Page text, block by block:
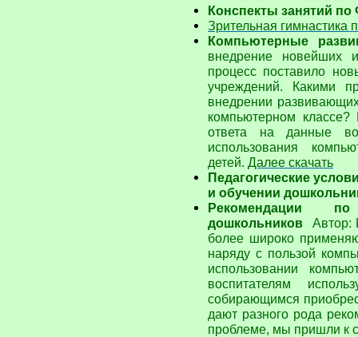
Конспекты занятий
Зрительная гимнастика
Компьютерные
внедрение новейших
процесс поставило
учреждений. Какими
внедрении
компьютерном
ответа на данные
использования
детей. Далее скачать
Педагогические
и обучении
Рекомендации по
дошкольников Автор:
более широко
наряду с пользой
использовании
воспитателям
собирающимся
дают разного рода
проблеме, мы пришли